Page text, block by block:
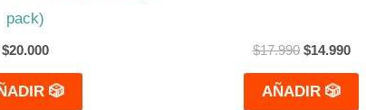
pack)
$20.000
🎲
$17.990 $14.990
AÑADIR 🎲